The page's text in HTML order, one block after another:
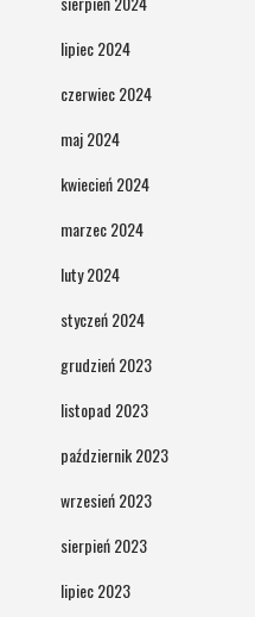
lipiec 2024
czerwiec 2024
maj 2024
kwiecień 2024
marzec 2024
luty 2024
styczeń 2024
grudzień 2023
listopad 2023
październik 2023
wrzesień 2023
sierpień 2023
lipiec 2023